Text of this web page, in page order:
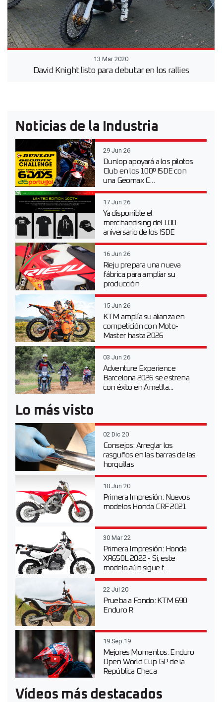
13 Mar 2020
David Knight listo para debutar en los rallies
Noticias de la Industria
29 Jun 26
Dunlop apoyará a los pilotos
Club en los 100º ISDE con
una Geomax C...
17 Jun 26
Ya disponible el
merchandising del 100
aniversario de los ISDE
16 Jun 26
Rieju prepara una nueva
fábrica para ampliar su
producción
15 Jun 26
KTM amplía su alianza en
competición con Moto-
Master hasta 2026
03 Jun 26
Adventure Experience
Barcelona 2026 se estrena
con éxito en Ametlla...
Lo más visto
02 Dic 20
Consejos: Arreglar los
rasguños en las barras de las
horquillas
10 Jun 20
Primera Impresión: Nuevos
modelos Honda CRF 2021
30 Mar 22
Primera Impresión: Honda
XR650L 2022 - Sí, este
modelo aún sigue f...
22 Jul 20
Prueba a Fondo: KTM 690
Enduro R
19 Sep 19
Mejores Momentos: Enduro
Open World Cup GP de la
República Checa
Vídeos más destacados